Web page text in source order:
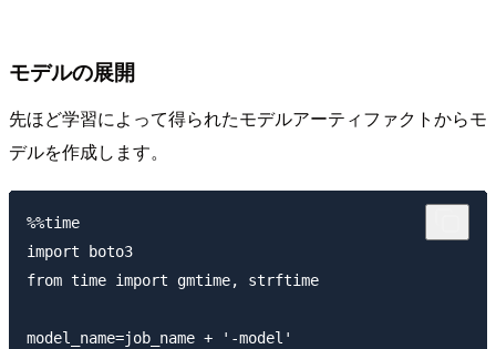
モデルの展開
先ほど学習によって得られたモデルアーティファクトからモ
デルを作成します。
%%time
import boto3
from time import gmtime, strftime
model_name=job_name + '-model'